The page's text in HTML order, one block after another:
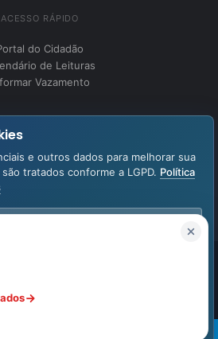
ACESSO RÁPIDO
do Cidadão
de Leituras
Vazamento
Frequentes
Fale Conosco
de Proteção de Dados
de Privacidade
e outros dados para melhorar sua
tratados conforme a LGPD. Política
Personalizar